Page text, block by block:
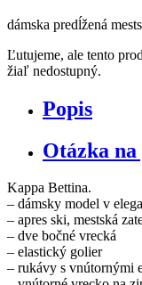
dámska predĺžená
Ľutujeme, ale tento
žiaľ nedostupný.
Popis
Otázka
Kappa Bettina.
– dámsky model v
– apres ski, mestská
– dve bočné vrecká
– elastický golier
– rukávy s vnútornými